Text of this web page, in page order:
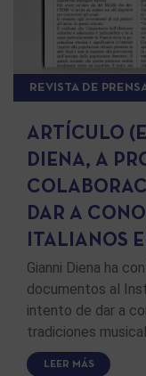
REVISTA DE
ARTÍCULO
DIENA, A
DAR A
ITALIANOS
Gianni Diena ha
documentos al
intento de dar a
tradiciones
LEER MÁS